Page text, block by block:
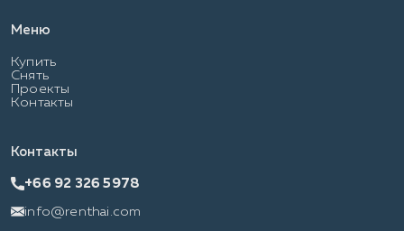
Меню
Купить
Снять
Проекты
Контакты
Контакты
+66 92 326 5978
info@renthai.com